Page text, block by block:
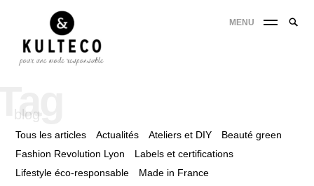
MENU
blog
Tous les articles Actualités Ateliers et DIY
Beauté green
Fashion Revolution Lyon
Labels et certifications
Lifestyle éco-responsable
Made in France